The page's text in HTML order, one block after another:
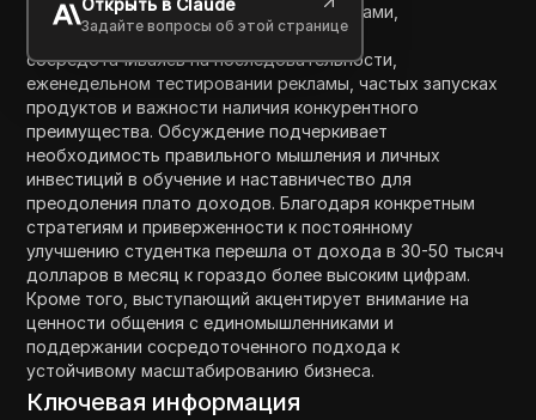
Открыть в Claude
Задайте вопросы об этой странице
Выступающий делится ключевыми уроками,
извлеченными из пути этой студентки,
сосредотачиваясь на последовательности,
еженедельном тестировании рекламы, частых запусках
продуктов и важности наличия конкурентного
преимущества. Обсуждение подчеркивает
необходимость правильного мышления и личных
инвестиций в обучение и наставничество для
преодоления плато доходов. Благодаря конкретным
стратегиям и приверженности к постоянному
улучшению студентка перешла от дохода в 30-50 тысяч
долларов в месяц к гораздо более высоким цифрам.
Кроме того, выступающий акцентирует внимание на
ценности общения с единомышленниками и
поддержании сосредоточенного подхода к
устойчивому масштабированию бизнеса.
Ключевая информация